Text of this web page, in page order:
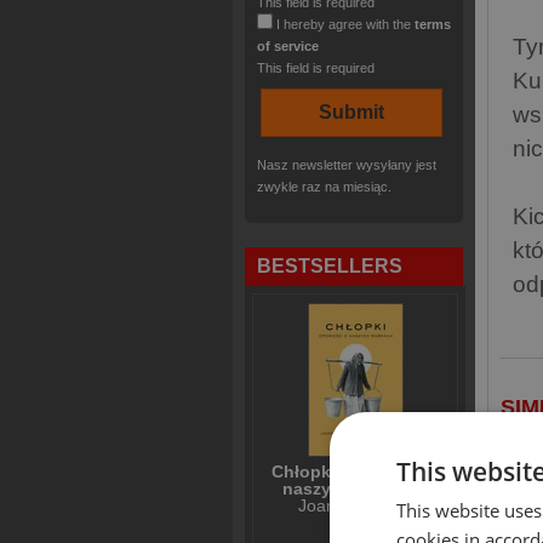
I hereby agree with the terms
of service
This field is required
Nasz newsletter wysyłany jest
zwykle raz na miesiąc.
BESTSELLERS
Chłopki Opowieść o
naszych babkach
Joanna Kuciel-
This
This website